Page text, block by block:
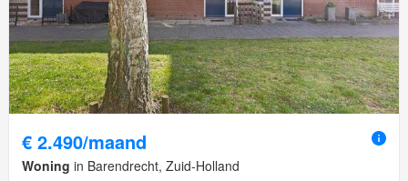
€ 2.490/maand
Woning in Barendrecht, Zuid-Holland